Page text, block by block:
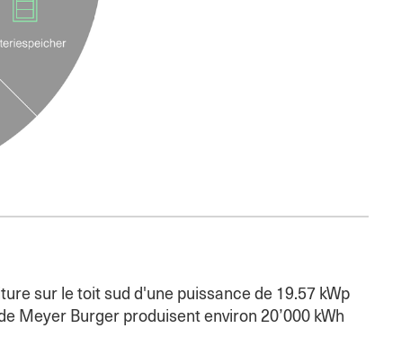
sur le toit sud d'une puissance de 19.57 kWp
Meyer Burger produisent environ 20’000 kWh